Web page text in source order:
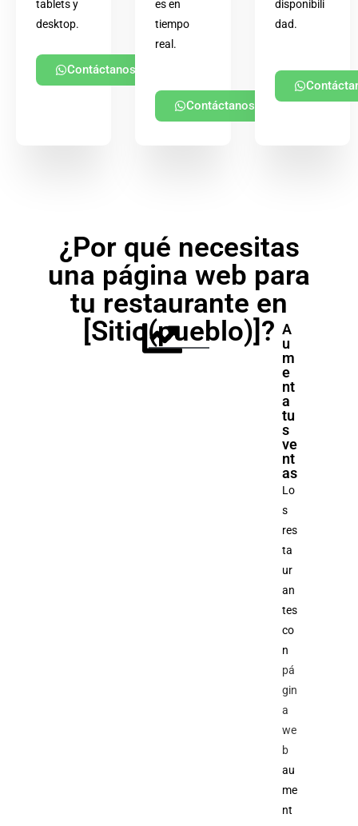
tablets y
desktop.
Contáctanos
es en
tiempo
real.
Contáctanos
disponibili
dad.
¿Por qué necesitas
una página web para
tu restaurante en
[Sitio(pueblo)]? A
u
m
e
nt
a
tu
s
ve
nt
as
Lo
s
res
ta
ur
an
tes
co
n
pá
gin
a
we
b
au
me
nt